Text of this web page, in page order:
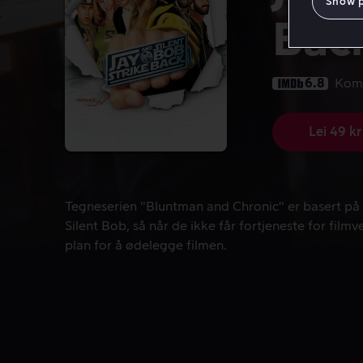
6.8
Lei 49 kr
Tegneserien "Bluntman and Chronic" er basert
Tegneserien "Bluntman and Chronic" er basert
Silent Bob, så når de ikke får fortjeneste for
plan for å ødelegge filmen.